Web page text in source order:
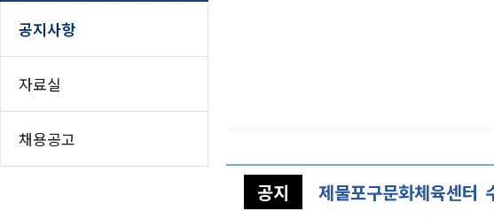
공지사항
자료실
채용공고
카카오스토리 공유
공지 제물포구문화체육센터